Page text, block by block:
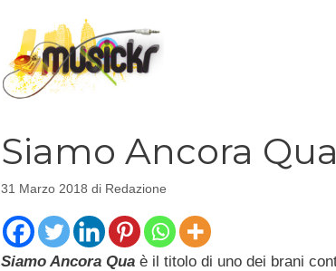
Siamo Ancora
31 Marzo 2018 di Redazione
Siamo Ancora Qua è il titolo di uno dei brani